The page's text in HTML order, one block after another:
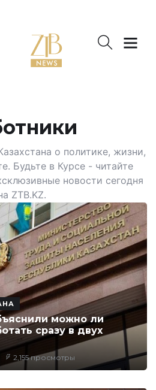
о политике, жизни,
Будьте в Курсе - читайте
новости сегодня
ZTB.KZ.
можно ли
сразу в двух
2,155 просмотры